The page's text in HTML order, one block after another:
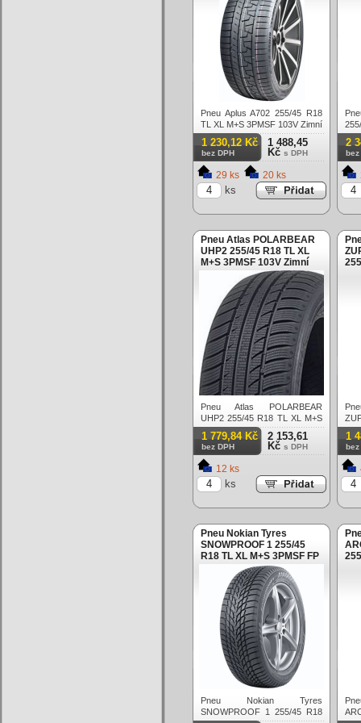
Pneu Aplus A702 255/45 R18
TL XL M+S 3PMSF 103V Zimní
1 230,12 Kč
bez DPH
1 488,45
Kč s DPH
29 ks 20 ks
ks
2
bez
Pneu Atlas POLARBEAR
UHP2 255/45 R18 TL XL
M+S 3PMSF 103V Zimní
Pneu Atlas POLARBEAR
UHP2 255/45 R18 TL XL M+S
3PMSF 103V Zimní
1 779,84 Kč
bez DPH
2 153,61
Kč s DPH
12 ks
ks
1
bez
Pneu Nokian Tyres
SNOWPROOF 1 255/45
R18 TL XL M+S 3PMSF FP
103V Zimní
Pneu Nokian Tyres
SNOWPROOF 1 255/45 R18